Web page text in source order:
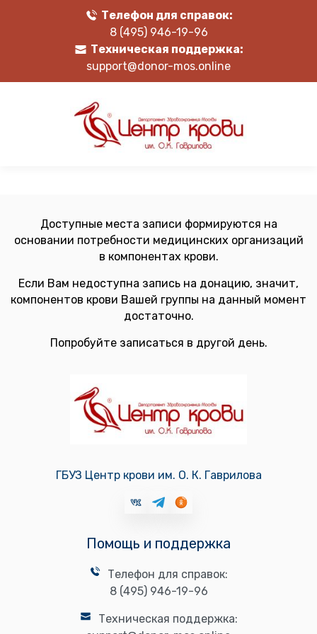
Телефон для справок:
8 (495) 946-19-96
Техническая поддержка:
support@donor-mos.online
Доступные места записи формируются на
основании потребности медицинских организаций
в компонентах крови.
Если Вам недоступна запись на донацию, значит,
компонентов крови Вашей группы на данный момент
достаточно.
Попробуйте записаться в другой день.
ГБУЗ Центр крови им. О. К. Гаврилова
Помощь и поддержка
Телефон для справок:
8 (495) 946-19-96
Техническая поддержка: